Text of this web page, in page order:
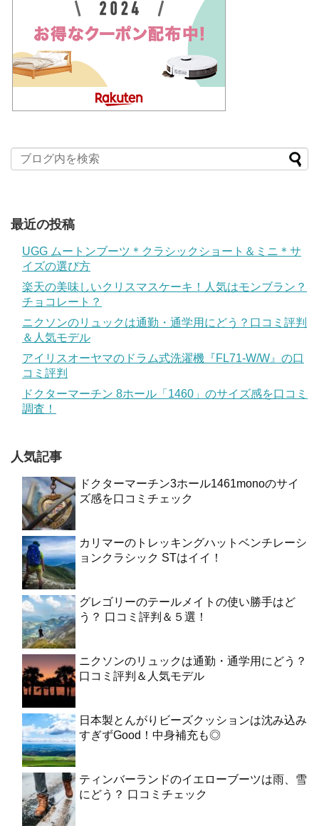
最近の投稿
UGG ムートンブーツ＊クラシックショート＆ミニ＊サ
イズの選び方
楽天の美味しいクリスマスケーキ！人気はモンブラン？
チョコレート？
ニクソンのリュックは通勤・通学用にどう？口コミ評判
＆人気モデル
アイリスオーヤマのドラム式洗濯機『FL71-W/W』の口
コミ評判
ドクターマーチン 8ホール「1460」のサイズ感を口コミ
調査！
人気記事
ドクターマーチン3ホール1461monoのサイ
ズ感を口コミチェック
カリマーのトレッキングハットベンチレーシ
ョンクラシック STはイイ！
グレゴリーのテールメイトの使い勝手はど
う？ 口コミ評判＆５選！
ニクソンのリュックは通勤・通学用にどう？
口コミ評判＆人気モデル
日本製とんがりビーズクッションは沈み込み
すぎずGood！中身補充も◎
ティンバーランドのイエローブーツは雨、雪
にどう？ 口コミチェック